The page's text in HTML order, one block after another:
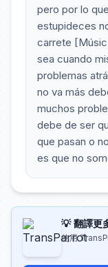
pero por lo
estupideces
carrete
sea cuando
problemas
no va más
muchos
debe de ser
que pasan o
es que no
💡 翻譯更
使用